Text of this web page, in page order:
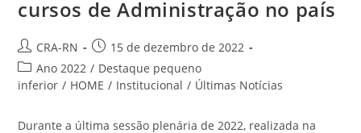
cursos de Administração no país
Autor
do
post:
CRA-RN
Post
publicado:
15 de dezembro de 2022
Categoria
do
Ano 2022 / Destaque pequeno
inferior / HOME / Institucional / Últimas Notícias
Durante a última sessão plenária de 2022, realizada na